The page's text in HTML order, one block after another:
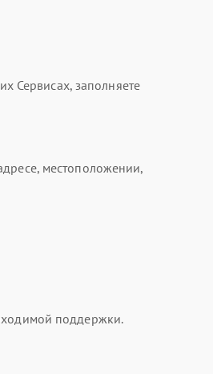
Сервисах, заполняете
местоположении,
поддержки.